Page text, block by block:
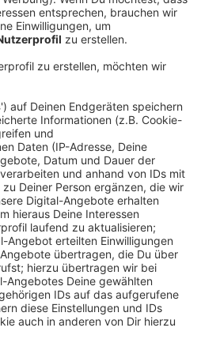
größte Zauberin?
die Hauptheldin von
qualifizierter als die